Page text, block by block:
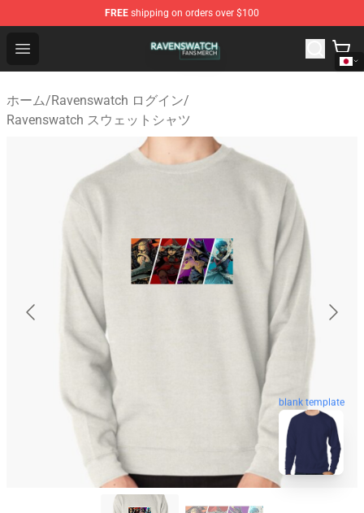
FREE shipping on orders over $100
Open menu
Ravenswatch Shop - Official Ravenswatch Merchandise
ホーム/Ravenswatch ログイン/
Ravenswatch スウェットシャツ
blank template